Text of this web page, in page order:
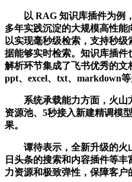
以 RAG 知识库插件为例，
多年实践沉淀的大规模高性
以实现毫秒级检索，支持秒
据能够实时检索。知识库插
解析环节集成了飞书优秀的文
ppt、excel、txt、markdown
系统承载能力方面，火山
资源池、5秒接入新建精调模
果。
谭待表示，全新升级的火
日头条的搜索和内容插件等
力资源和极致弹性，保障客户